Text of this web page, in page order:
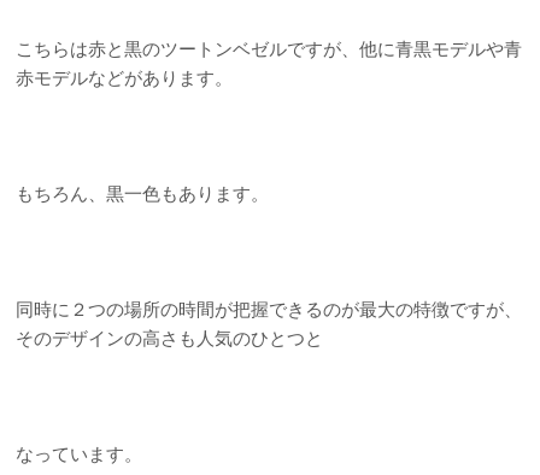
こちらは赤と黒のツートンベゼルですが、他に青黒モデルや青
赤モデルなどがあります。
もちろん、黒一色もあります。
同時に２つの場所の時間が把握できるのが最大の特徴ですが、
そのデザインの高さも人気のひとつと
なっています。